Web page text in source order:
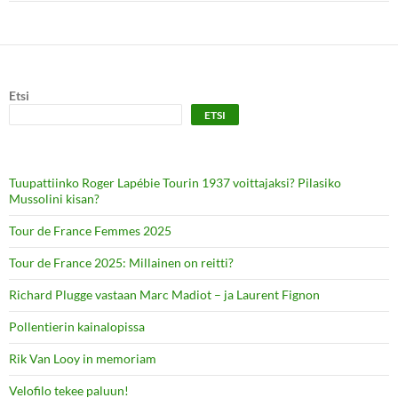
Etsi
ETSI
Tuupattiinko Roger Lapébie Tourin 1937 voittajaksi? Pilasiko
Mussolini kisan?
Tour de France Femmes 2025
Tour de France 2025: Millainen on reitti?
Richard Plugge vastaan Marc Madiot – ja Laurent Fignon
Pollentierin kainalopissa
Rik Van Looy in memoriam
Velofilo tekee paluun!